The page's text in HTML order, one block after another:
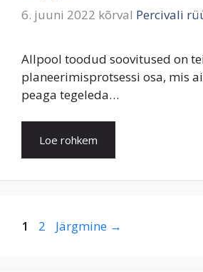
6. juuni 2022 kõrval Percivali
Allpool toodud soovitused on
planeerimisprotsessi osa, mis
peaga tegeleda…
Loe rohkem
Lehekülg
1 Lehekülg
2 Järgmine →